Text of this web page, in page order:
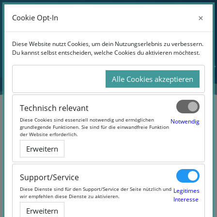
Zum Hauptinhalt
Website-Übersicht
Anmelden
Digital Storydesign (#TBeC-
Storydesign)
Cookie Opt-In ×
Diese Website nutzt Cookies, um dein Nutzungserlebnis zu verbessern.
Du kannst selbst entscheiden, welche Cookies du aktivieren möchtest.
Alle Cookies akzeptieren
Technisch relevant
Diese Cookies sind essenziell notwendig und ermöglichen
grundlegende Funktionen. Sie sind für die einwandfreie Funktion
der Website erforderlich.
Notwendig
Erweitern
Support/Service
Diese Dienste sind für den Support/Service der Seite nützlich und
wir empfehlen diese Dienste zu aktivieren.
Legitimes
Interesse
Erweitern
Cookie Opt-In ×
Diese Website nutzt Cookies, um dein Nutzungserlebnis zu verbessern.
Du kannst selbst entscheiden, welche Cookies du aktivieren möchtest.
Alle Cookies akzeptieren
Technisch relevant
Diese Cookies sind essenziell notwendig und ermöglichen
grundlegende Funktionen. Sie sind für die einwandfreie Funktion
der Website erforderlich.
Notwendig
Erweitern
Support/Service
Diese Dienste sind für den Support/Service der Seite nützlich und
wir empfehlen diese Dienste zu aktivieren.
Legitimes
Interesse
Erweitern